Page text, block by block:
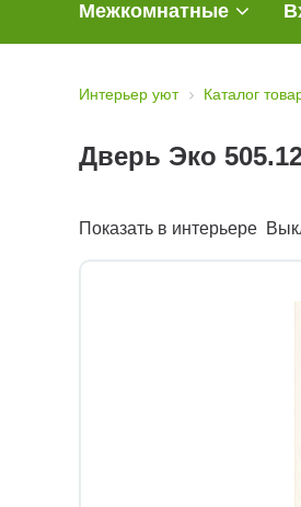
Межкомнатные
Интерьер уют Каталог
Дверь Эко
Показать в интерьере